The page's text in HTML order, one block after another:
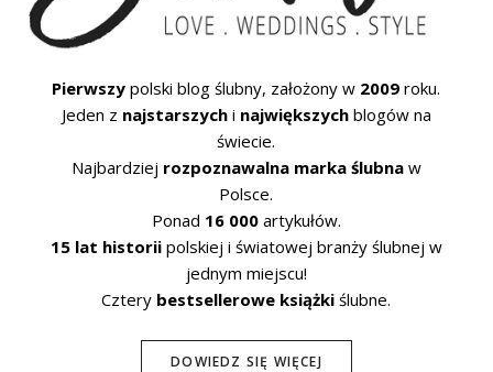
Pierwszy polski blog ślubny, założony w 2009 roku.
Jeden z najstarszychi największychblogów na
świecie.
Najbardziej rozpoznawalna marka ślubnaw
Polsce.
Ponad 16 000artykułów.
15 lat historiipolskiej i światowej branży ślubnej w
jednym miejscu!
Cztery bestsellerowe książki ślubne.
DOWIEDZ SIĘ WIĘCEJ